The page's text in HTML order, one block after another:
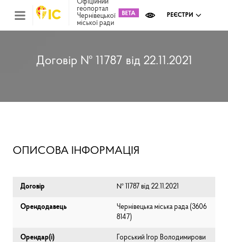
Офіційний
геопортал
Чернівецької
міської ради
РЕЄСТРИ
Договір № 11787 від 22.11.2021
ОПИСОВА ІНФОРМАЦІЯ
Договір № 11787 від 22.11.2021
Орендодавець
Чернівецька міська рада (⁨3606
8147⁩)
Орендар(і)
Горський Ігор Володимирови